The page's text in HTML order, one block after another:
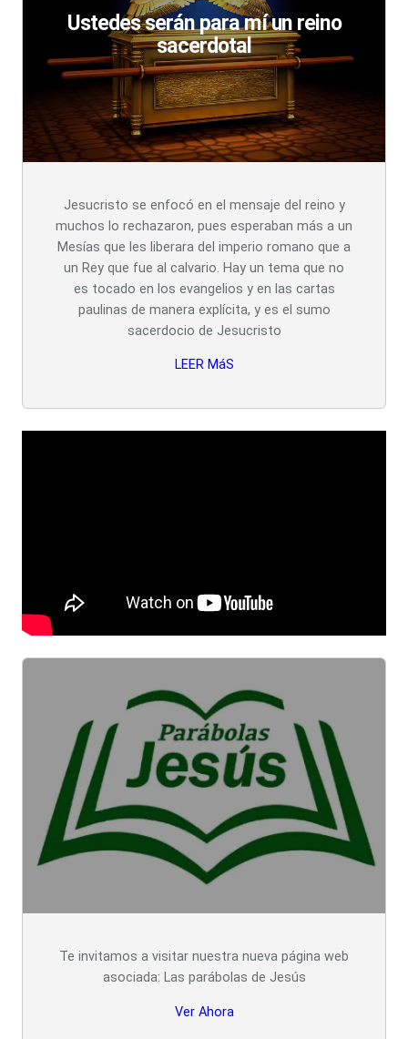
Ustedes serán para mí un reino
sacerdotal
Jesucristo se enfocó en el mensaje del reino y
muchos lo rechazaron, pues esperaban más a un
Mesías que les liberara del imperio romano que a
un Rey que fue al calvario. Hay un tema que no
es tocado en los evangelios y en las cartas
paulinas de manera explícita, y es el sumo
sacerdocio de Jesucristo
LEER MáS
Te invitamos a visitar nuestra nueva página web
asociada: Las parábolas de Jesús
Ver Ahora